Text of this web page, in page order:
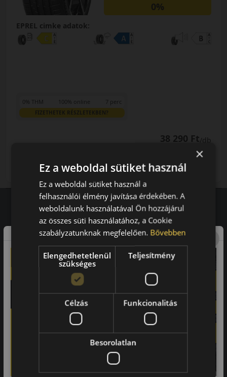
0%
EPREL cimke adatok:
0% THM 100% online 7 perc
FIZETHETEK RÉSZLETEKBEN?
38 290 Ft/db
Kuponkód másolása
db KOSÁRBA
Vásárlói vélemények
97.76%
a vásárlók közül ajánlaná ismerősének ezt a boltot.
21659
vélemény alapján
-
×
Ez a weboldal sütiket használ
Ez a weboldal sütiket használ a
felhasználói élmény javítása érdekében. A
weboldalunk használatával Ön hozzájárul
az összes süti használatához, a Cookie
szabályzatunknak megfelelően. Bővebben
Elengedhetetlenül
szükséges
Teljesítmény
Célzás Funkcionalitás
Besorolatlan